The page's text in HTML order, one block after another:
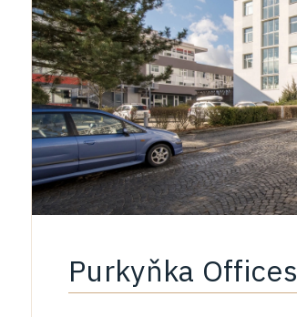
Purkyňka Offices